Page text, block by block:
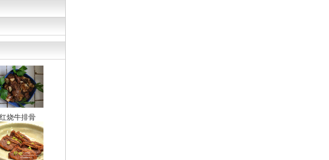
红烧牛排骨